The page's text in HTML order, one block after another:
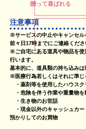
贈って喜ばれる
注意事項
※サービスの中止やキャンセル
前々日17時までにご連絡くださ
※ご自宅にある道具や物品を使
行います。
基本的に、道具類の持ち込みは
※医療行為若しくはそれに準じ
・薬剤等を使用したハウスク
・危険を伴う作業や重量物を
・生き物のお世話
・現金以外のキャッシュカー
預かりしてのお買物